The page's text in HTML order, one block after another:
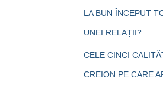
LA BUN ÎNCEPUT
UNEI RELAȚII?
CELE CINCI
CREION PE CARE